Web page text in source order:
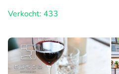
Verkocht: 433